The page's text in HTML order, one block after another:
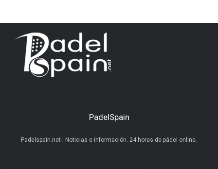
PadelSpain
Padelspain.net | Noticias e información. 24 horas de pádel online.